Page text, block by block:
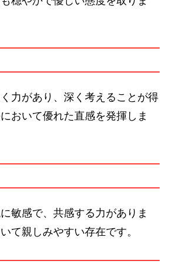
力があり、深く考えることが得
おいて優れた直感を発揮しま
敏感で、共感する力がありま
て親しみやすい存在です。